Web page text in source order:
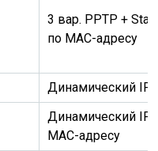
3 вар. PPTP +
по MAC-адресу
Динамический IP
Динамический IP
MAC-адресу